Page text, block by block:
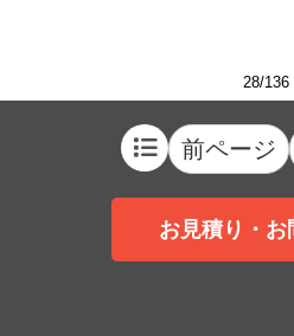
28/136
前ページ
お見積り・お